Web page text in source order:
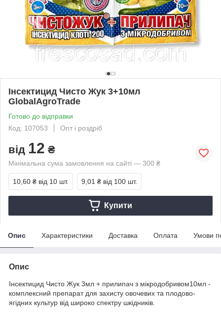
Інсектицид Чисто Жук 3+10мл
GlobalAgroTrade
Готово до відправки
Код: 107053
Опт і роздріб
від 12 ₴
Мінімальна сума замовлення на сайті — 300 ₴
10,60 ₴ від 10 шт. 9,01 ₴ від 100 шт.
Купити
Опис Характеристики Доставка Оплата Умови
Опис
Інсектицид Чисто Жук 3мл + прилипач з мікродобривом10мл -
комплексний препарат для захисту овочевих та плодово-
ягідних культур від широко спектру шкідників.